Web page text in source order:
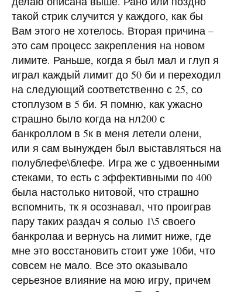
такой стрик случится у каждого, как бы
Вам этого не хотелось. Вторая причина –
это сам процесс закрепления на новом
лимите. Раньше, когда я был мал и глуп я
играл каждый лимит до 50 би и переходил
на следующий соответственно с 25, со
стоплузом в 5 би. Я помню, как ужасно
страшно было когда на нл200 с
банкроллом в 5к в меня летели олени,
или я сам вынужден был выставляться на
полублефе\блефе. Игра же с удвоенными
стеками, то есть с эффективными по 400
была настолько нитовой, что страшно
вспомнить, тк я осознавал, что проиграв
пару таких раздач я солью 1\5 своего
банкролаа и вернусь на лимит ниже, где
мне это восстановить стоит уже 10би, что
совсем не мало. Все это оказывало
серьезное влияние на мою игру, причем